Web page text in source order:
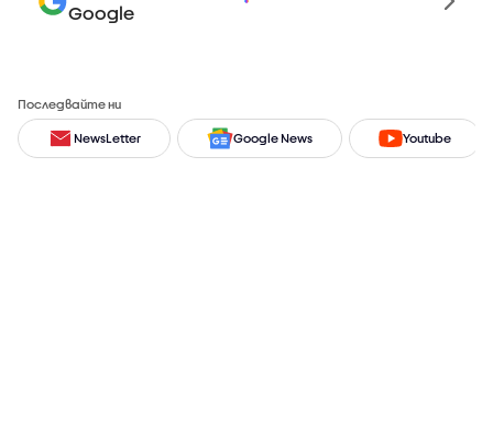
Google
Последвайте ни
NewsLetter Google News Youtube